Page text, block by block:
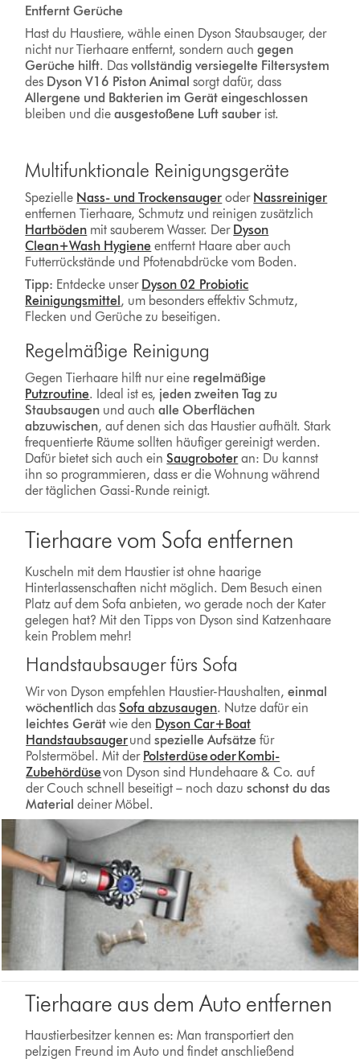
Entfernt Gerüche
Hast du Haustiere, wähle einen Dyson Staubsauger, der
nicht nur Tierhaare entfernt, sondern auch gegen
Gerüche hilft. Dasvollständig versiegelte Filtersystem
des Dyson V16 Piston Animalsorgt dafür, dass
Allergene und Bakterien im Gerät eingeschlossen
bleiben und dieausgestoßene Luft sauber ist.
Multifunktionale Reinigungsgeräte
Spezielle Nass- und Trockensauger oder Nassreiniger
entfernen Tierhaare, Schmutz und reinigen zusätzlich
Hartböden mit sauberem Wasser. Der Dyson
Clean+Wash Hygiene entfernt Haare aber auch
Futterrückstände und Pfotenabdrücke vom Boden.
Tipp: Entdecke unser Dyson 02 Probiotic
Reinigungsmittel, um besonders effektiv Schmutz,
Flecken und Gerüche zu beseitigen.
Regelmäßige Reinigung
Gegen Tierhaare hilft nur eine regelmäßige
Putzroutine. Ideal ist es, jeden zweiten Tag zu
Staubsaugen und auch alle Oberflächen
abzuwischen, auf denen sich das Haustier aufhält. Stark
frequentierte Räume sollten häufiger gereinigt werden.
Dafür bietet sich auch einSaugroboter an: Du kannst
ihn so programmieren, dass er die Wohnung während
der täglichen Gassi-Runde reinigt.
Tierhaare vom Sofa entfernen
Kuscheln mit dem Haustier ist ohne haarige
Hinterlassenschaften nicht möglich. Dem Besuch einen
Platz auf dem Sofa anbieten, wo gerade noch der Kater
gelegen hat? Mit den Tipps von Dyson sind Katzenhaare
kein Problem mehr!
Handstaubsauger fürs Sofa
Wir von Dyson empfehlen Haustier-Haushalten,einmal
wöchentlich dasSofa abzusaugen. Nutze dafür ein
leichtes Gerät wie den Dyson Car+Boat
Handstaubsaugerundspezielle Aufsätze für
Polstermöbel. Mit der Polsterdüse oder Kombi-
Zubehördüsevon Dyson sind Hundehaare & Co. auf
der Couch schnell beseitigt – noch dazuschonst du das
Material deiner Möbel.
Tierhaare aus dem Auto entfernen
Haustierbesitzer kennen es: Man transportiert den
pelzigen Freund im Auto und findet anschließend